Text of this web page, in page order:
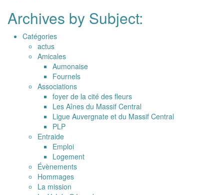
Archives by Subject:
Catégories
actus
Amicales
Aumonaise
Fournels
Associations
foyer de la cité des fleurs
Les Aînes du Massif Central
Ligue Auvergnate et du Massif Central
PLP
Entraide
Emploi
Logement
Évènements
Hommages
La mission